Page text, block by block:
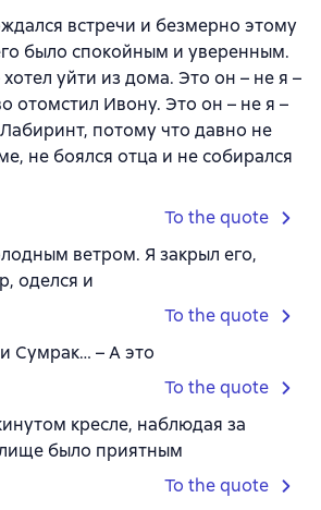
встречи и безмерно этому
было спокойным и уверенным.
уйти из дома. Это он – не я –
отомстил Ивону. Это он – не я –
потому что давно не
не боялся отца и не собирался
To the quote
ветром. Я закрыл его,
оделся и
To the quote
Сумрак… – А это
To the quote
кресле, наблюдая за
было приятным
To the quote